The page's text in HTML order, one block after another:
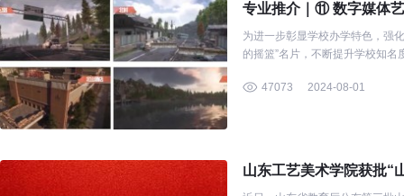
专业推介｜⑪ 数字媒体
为进一步彰显学校办学特色，强
的摇篮”名片，不断提升学校知
47073
2024-08-01
山东工艺美术学院获批“